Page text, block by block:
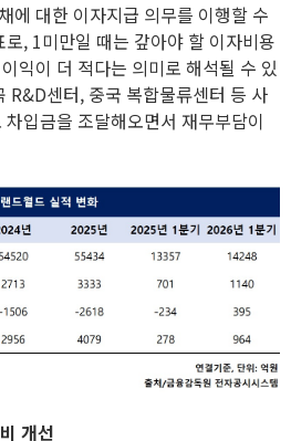
에 대한 이자지급 의무를 이행할 수
, 1미만일 때는 갚아야 할 이자비용
익이 더 적다는 의미로 해석될 수 있
R&D센터, 중국 복합물류센터 등 사
입금을 조달해오면서 재무부담이
개선